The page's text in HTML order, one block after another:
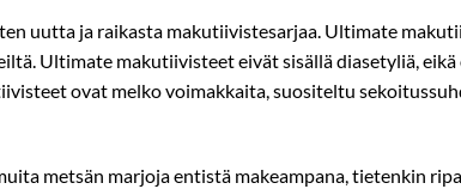
uutta ja raikasta makutiivistesarjaa. Ultimate
Ultimate makutiivisteet eivät sisällä diasetyliä,
ovat melko voimakkaita, suositeltu
metsän marjoja entistä makeampana, tietenkin